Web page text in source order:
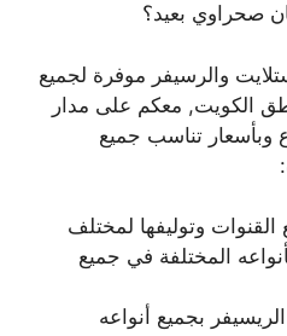
صحراوي بعيد؟
والرسيفر موفرة لجميع
الكويت, معكم على مدار
وبأسعار تناسب جميع
القنوات وتوليفها لمختلف
المختلفة في جميع
بجميع أنواعه